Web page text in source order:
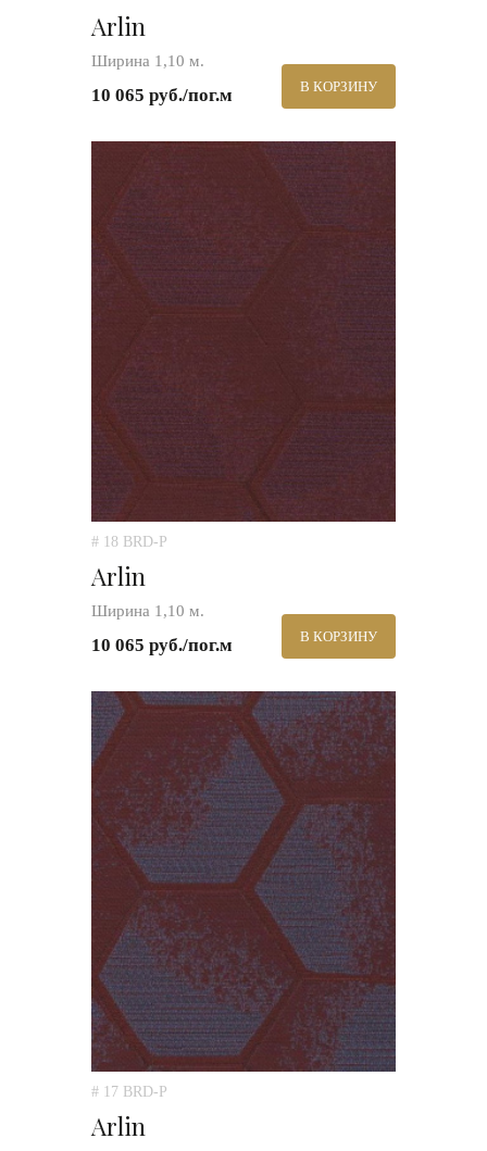
Arlin
Ширина 1,10 м.
10 065 руб./пог.м В КОРЗИНУ
# 18 BRD-P
Arlin
Ширина 1,10 м.
10 065 руб./пог.м В КОРЗИНУ
# 17 BRD-P
Arlin